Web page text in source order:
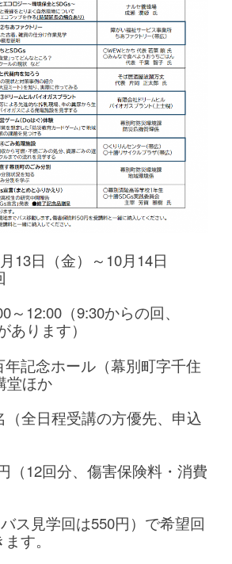
13日（金）～10月14日
12:00（9:30からの回、
あります）
記念ホール（幕別町字千住
堂ほか
全日程受講の方優先、申込
12回分、傷害保険料・消費
ス見学回は550円）で希望回
す。